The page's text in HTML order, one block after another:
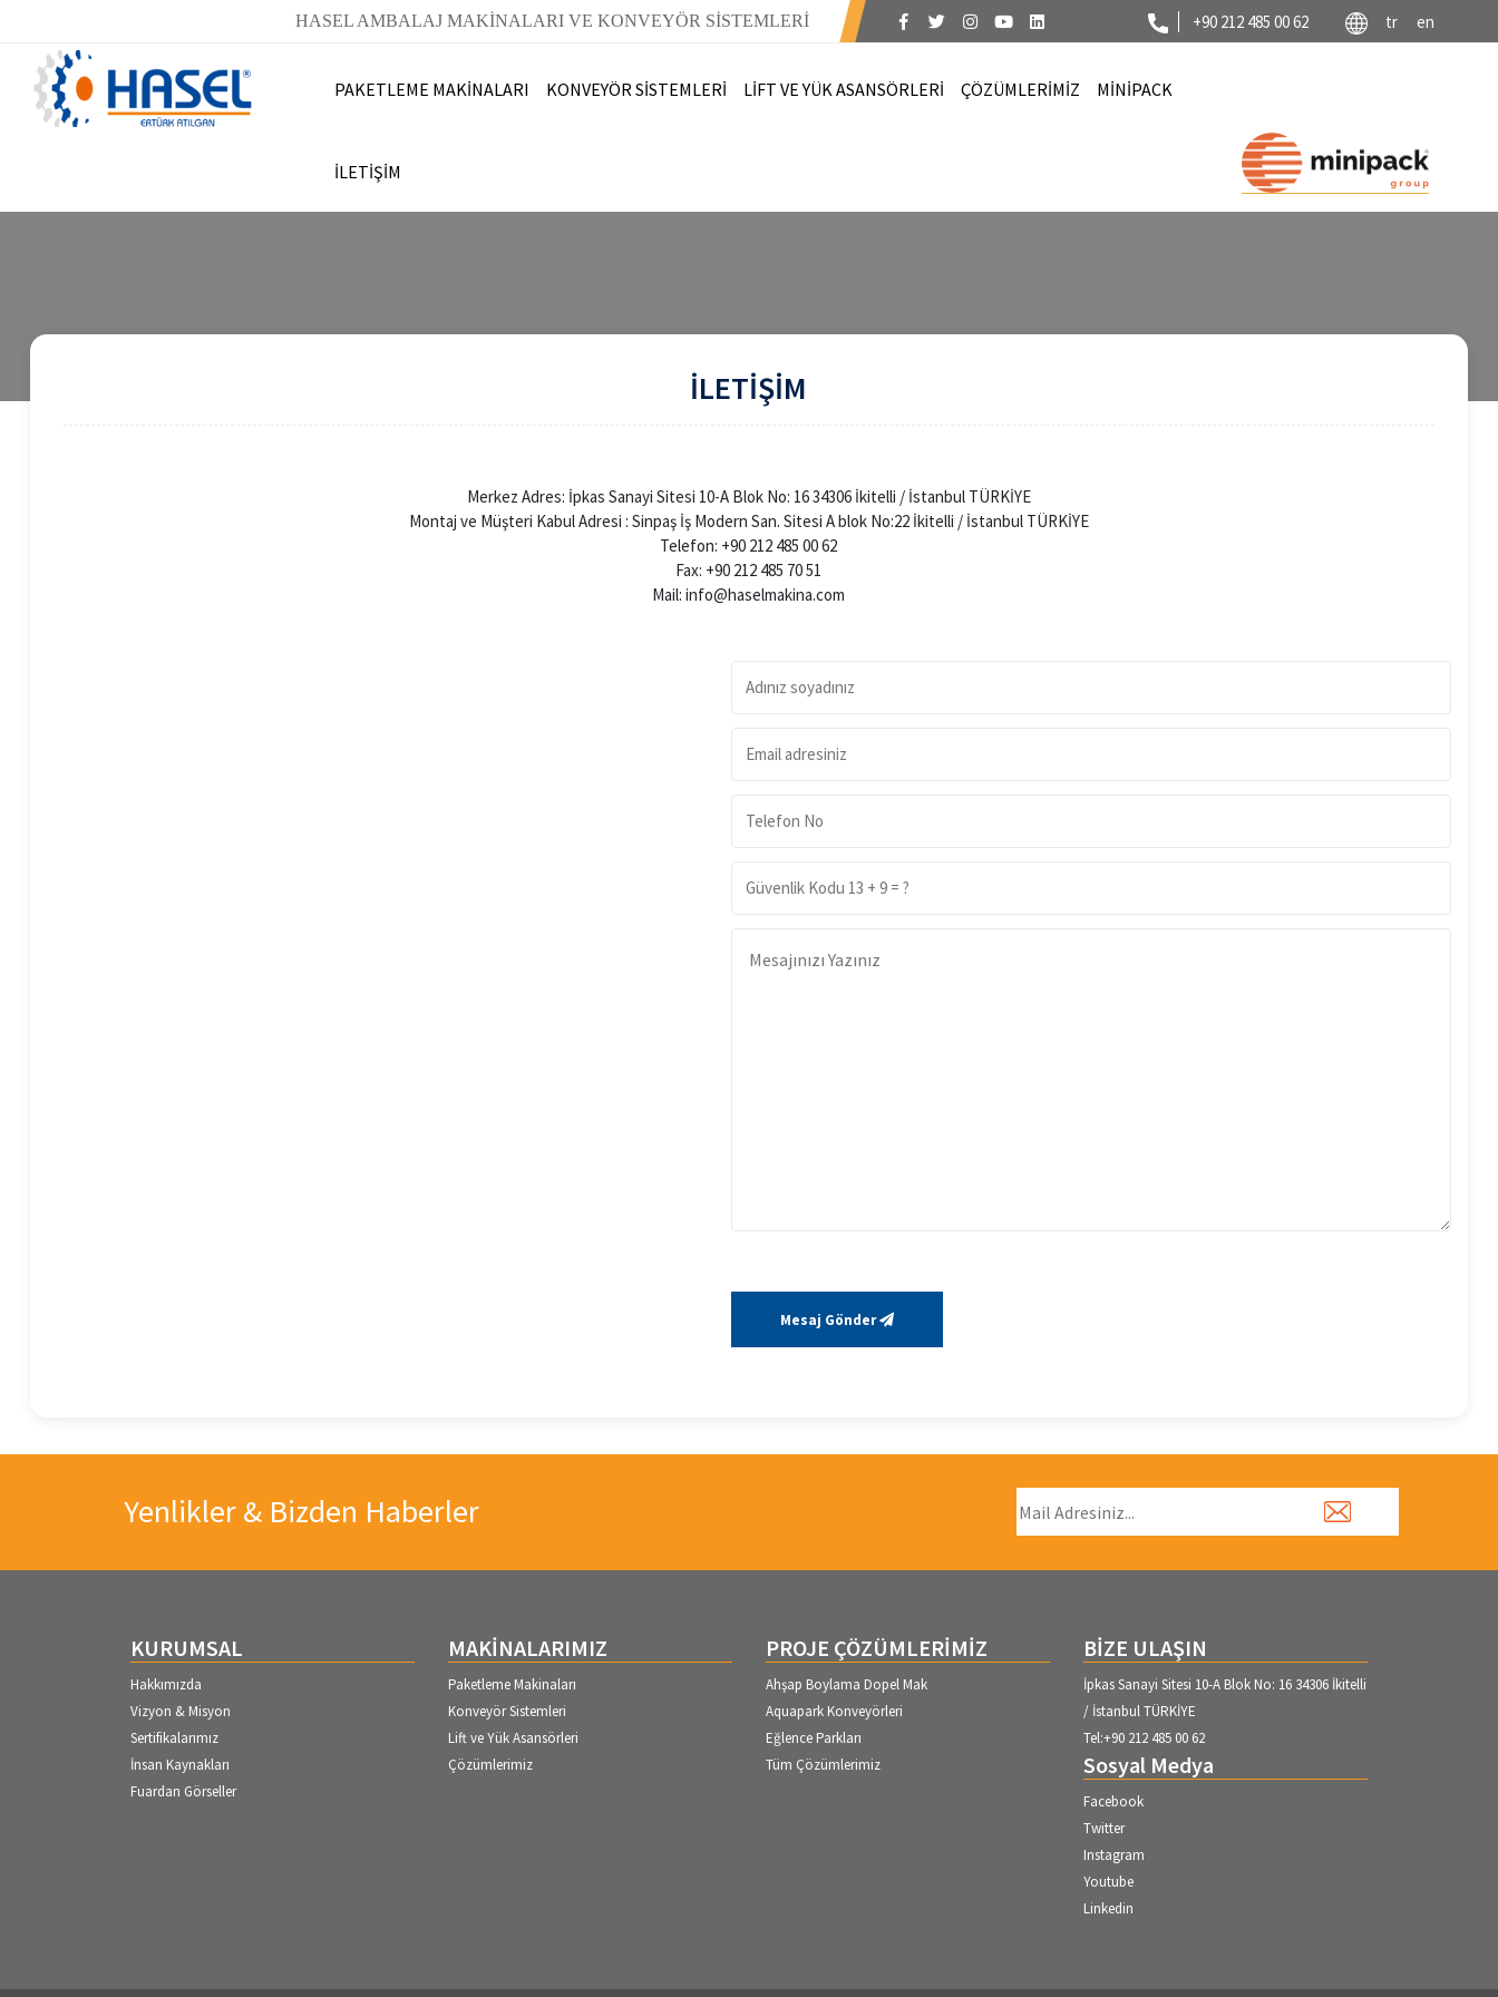
HASEL AMBALAJ MAKİNALARI VE KONVEYÖR SİSTEMLERİ +90 212 485 00 62 tr en
PAKETLEME MAKİNALARI KONVEYÖR SİSTEMLERİ LİFT VE YÜK ASANSÖRLERİ ÇÖZÜMLERİMİZ MİNİPACK
İLETİŞİM
İLETİŞİM
Merkez Adres: İpkas Sanayi Sitesi 10-A Blok No: 16 34306 İkitelli / İstanbul TÜRKİYE
Montaj ve Müşteri Kabul Adresi : Sinpaş İş Modern San. Sitesi A blok No:22 İkitelli / İstanbul TÜRKİYE
Telefon: +90 212 485 00 62
Fax: +90 212 485 70 51
Mail: info@haselmakina.com
Mesaj Gönder
Yenlikler & Bizden Haberler
KURUMSAL
Hakkımızda
Vizyon & Misyon
Sertifikalarımız
İnsan Kaynakları
Fuardan Görseller
MAKİNALARIMIZ
Paketleme Makinaları
Konveyör Sistemleri
Lift ve Yük Asansörleri
Çözümlerimiz
PROJE ÇÖZÜMLERİMİZ
Ahşap Boylama Dopel Mak
Aquapark Konveyörleri
Eğlence Parkları
Tüm Çözümlerimiz
BİZE ULAŞIN
İpkas Sanayi Sitesi 10-A Blok No: 16 34306 İkitelli
/ İstanbul TÜRKİYE
Tel:+90 212 485 00 62
Sosyal Medya
Facebook
Twitter
Instagram
Youtube
Linkedin